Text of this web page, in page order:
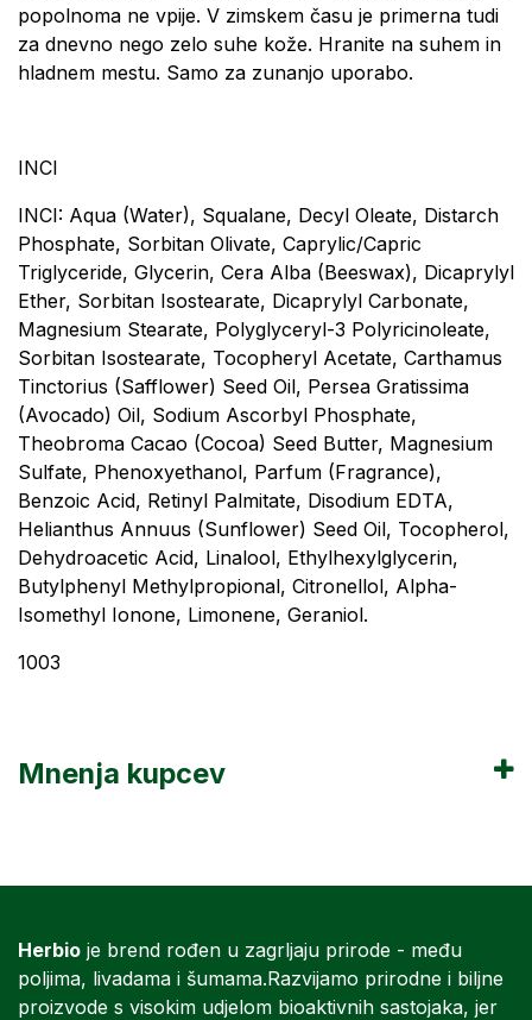
popolnoma ne vpije. V zimskem času je primerna tudi
za dnevno nego zelo suhe kože. Hranite na suhem in
hladnem mestu. Samo za zunanjo uporabo.
INCI
INCI: Aqua (Water), Squalane, Decyl Oleate, Distarch
Phosphate, Sorbitan Olivate, Caprylic/Capric
Triglyceride, Glycerin, Cera Alba (Beeswax), Dicaprylyl
Ether, Sorbitan Isostearate, Dicaprylyl Carbonate,
Magnesium Stearate, Polyglyceryl-3 Polyricinoleate,
Sorbitan Isostearate, Tocopheryl Acetate, Carthamus
Tinctorius (Safflower) Seed Oil, Persea Gratissima
(Avocado) Oil, Sodium Ascorbyl Phosphate,
Theobroma Cacao (Cocoa) Seed Butter, Magnesium
Sulfate, Phenoxyethanol, Parfum (Fragrance),
Benzoic Acid, Retinyl Palmitate, Disodium EDTA,
Helianthus Annuus (Sunflower) Seed Oil, Tocopherol,
Dehydroacetic Acid, Linalool, Ethylhexylglycerin,
Butylphenyl Methylpropional, Citronellol, Alpha-
Isomethyl Ionone, Limonene, Geraniol.
1003
Mnenja kupcev
Herbio je brend rođen u zagrljaju prirode - među
poljima, livadama i šumama.Razvijamo prirodne i biljne
proizvode s visokim udjelom bioaktivnih sastojaka, jer